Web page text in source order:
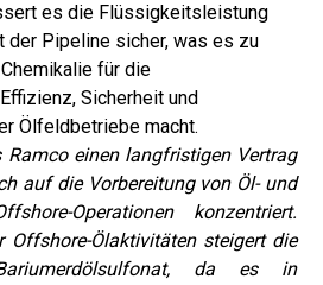
es die Flüssigkeitsleistung
Pipeline sicher, was es zu
für die
Sicherheit und
Ölfeldbetriebe macht.
einen langfristigen Vertrag
auf die Vorbereitung von Öl- und
Operationen konzentriert.
Offshore-Ölaktivitäten steigert die
da es in